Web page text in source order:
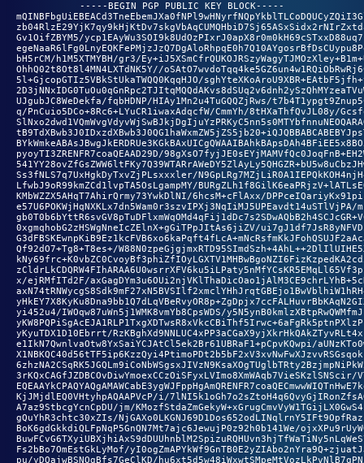
-----BEGIN PGP PUBLIC KEY BLOCK-----
Gv1OifZBYM5/
bH5rCM/h1M5XTMYBH/gr3/
OhhQ02t8Ot8l4MN4LXTdNK5Y//
5l+GjcopGTIz5VBkStUkaTWQQ0KqqHJO/
UJgubJC8WeDekfa/fqbHDNP/HIAy1Mn2u4TuGQQZjRws/
q/PnCuio5DCo+8Rc6+LYuCR1iwaxAdqcfW/CmmYh/8tHXaThfQvJL08y/
pyoyTI3ZRENFR7coaQEAAD29D/
Ss3fNLS7q7UxHgkDyTxvZjPLsxxxler/
LfwbJ9oR99kmZCd1lvpTA5OsLgampMY/
KMbWZZX5AHqT7AhirQrmy73YwkDlNI/6hcsM+cFlAxx/
e57U6POKWjHqNXKLx7dn5Wam0r3szvIPXj3NqIiMJ5UPEavdt14uSTlVjPA/
0xgmqhobG2zHSWgNneIcZElnX+gGiTPpJItAs6jiZV/
Qf92dO7+Tg8+T8es+/
x/ejRMfITd2F/
yi452u4/IWOqw87uWn5j1WMK8vmYb8CpsWDS/
yKyuTDX1D10Ebrrt/
e1IkN7QwnlvaOtw8YxSaiYCJAtCl5ek2Br61UBRaF1+pCpvKQwpi/
3rKQxCAGfJZDBCOvDiwYmoexCCzOiSFyxLVImo8XmWAqb7VieSKzlSNScir/
KjJMjdlEQ0VHtyhpAQAAPVcP/i/
A7az9StbcgYcnCpDU/jm/
gQuYhR3chtc30xZIs/
BoK6gdGkkdiQLFpNqP5GnQN7Mt7ajc6JewujP0z92h0b141We/
Fs2bBo7OmEstGkLyMof/
pu/yDQajwBSNOgBfs7GeClKD/